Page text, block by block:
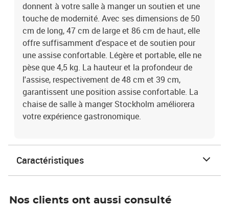
donnent à votre salle à manger un soutien et une
touche de modernité. Avec ses dimensions de 50
cm de long, 47 cm de large et 86 cm de haut, elle
offre suffisamment d'espace et de soutien pour
une assise confortable. Légère et portable, elle ne
pèse que 4,5 kg. La hauteur et la profondeur de
l'assise, respectivement de 48 cm et 39 cm,
garantissent une position assise confortable. La
chaise de salle à manger Stockholm améliorera
votre expérience gastronomique.
Caractéristiques
Nos clients ont aussi consulté